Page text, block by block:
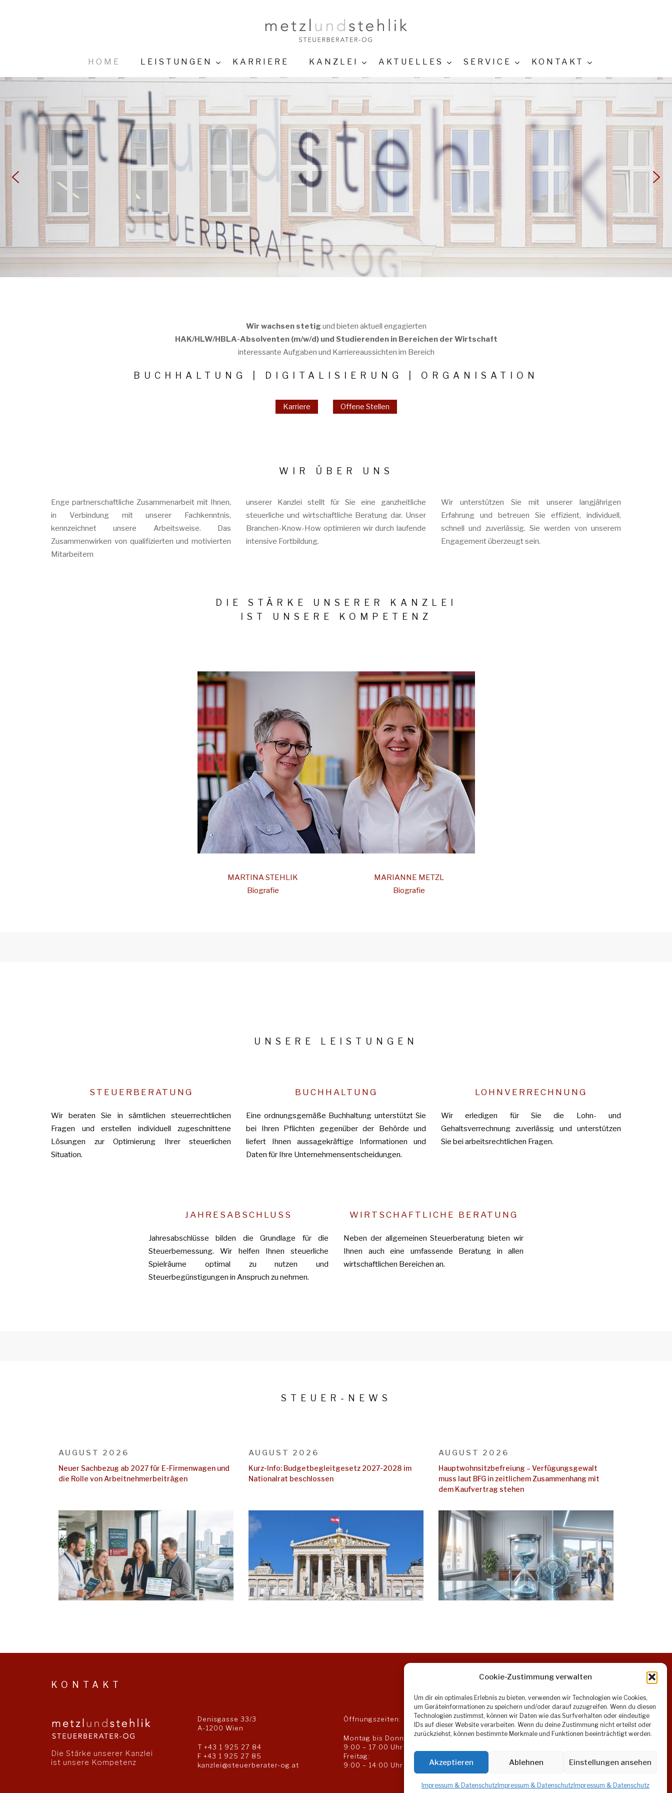
Cookie-Zustimmung verwalten
Um dir ein optimales Erlebnis zu bieten, verwenden wir Technologien wie Cookies,
um Geräteinformationen zu speichern und/oder darauf zuzugreifen. Wenn du diesen
Technologien zustimmst, können wir Daten wie das Surfverhalten oder eindeutige
IDs auf dieser Website verarbeiten. Wenn du deine Zustimmung nicht erteilst oder
zurückziehst, können bestimmte Merkmale und Funktionen beeinträchtigt werden.
Akzeptieren Ablehnen Einstellungen ansehen
Impressum & DatenschutzImpressum & DatenschutzImpressum & Datenschutz
HOME LEISTUNGEN KARRIERE KANZLEI AKTUELLES SERVICE KONTAKT
Wir wachsen stetig und bieten aktuell engagierten
HAK/HLW/HBLA-Absolventen (m/w/d) und Studierenden in Bereichen der Wirtschaft
interessante Aufgaben und Karriereaussichten im Bereich
BUCHHALTUNG | DIGITALISIERUNG | ORGANISATION
Karriere Offene Stellen
WIR ÜBER UNS
Enge partnerschaftliche Zusammenarbeit mit Ihnen,
in Verbindung mit unserer Fachkenntnis,
kennzeichnet unsere Arbeitsweise. Das
Zusammenwirken von qualifizierten und motivierten
Mitarbeitern
unserer Kanzlei stellt für Sie eine ganzheitliche
steuerliche und wirtschaftliche Beratung dar. Unser
Branchen-Know-How optimieren wir durch laufende
intensive Fortbildung.
Wir unterstützen Sie mit unserer langjährigen
Erfahrung und betreuen Sie effizient, individuell,
schnell und zuverlässig. Sie werden von unserem
Engagement überzeugt sein.
DIE STÄRKE UNSERER KANZLEI
IST UNSERE KOMPETENZ
MARTINA STEHLIK
Biografie
MARIANNE METZL
Biografie
UNSERE LEISTUNGEN
STEUERBERATUNG
Wir beraten Sie in sämtlichen steuerrechtlichen
Fragen und erstellen individuell zugeschnittene
Lösungen zur Optimierung Ihrer steuerlichen
Situation.
BUCHHALTUNG
Eine ordnungsgemäße Buchhaltung unterstützt Sie
bei Ihren Pflichten gegenüber der Behörde und
liefert Ihnen aussagekräftige Informationen und
Daten für Ihre Unternehmensentscheidungen.
LOHNVERRECHNUNG
Wir erledigen für Sie die Lohn- und
Gehaltsverrechnung zuverlässig und unterstützen
Sie bei arbeitsrechtlichen Fragen.
JAHRESABSCHLUSS
Jahresabschlüsse bilden die Grundlage für die
Steuerbemessung. Wir helfen Ihnen steuerliche
Spielräume optimal zu nutzen und
Steuerbegünstigungen in Anspruch zu nehmen.
WIRTSCHAFTLICHE BERATUNG
Neben der allgemeinen Steuerberatung bieten wir
Ihnen auch eine umfassende Beratung in allen
wirtschaftlichen Bereichen an.
STEUER-NEWS
AUGUST 2026
Neuer Sachbezug ab 2027 für E-Firmenwagen und
die Rolle von Arbeitnehmer​­beiträgen
AUGUST 2026
Kurz-Info: Budgetbegleitgesetz 2027-2028 im
Nationalrat beschlossen
AUGUST 2026
Hauptwohnsitz​­befreiung – Verfügungsgewalt
muss laut BFG in zeitlichem Zusammenhang mit
dem Kaufvertrag stehen
KONTAKT
Die Stärke unserer Kanzlei
ist unsere Kompetenz
Denisgasse 33/3
A-1200 Wien
T +43 1 925 27 84
F +43 1 925 27 85
kanzlei@steuerberater-og.at
Öffnungszeiten:
Montag bis Donnerstag:
9:00 – 17:00 Uhr
Freitag:
9:00 – 14:00 Uhr
Öffentlicher Verkehr:
U6: Jägerstraße
Linie 5: Klosterneuburger Straße